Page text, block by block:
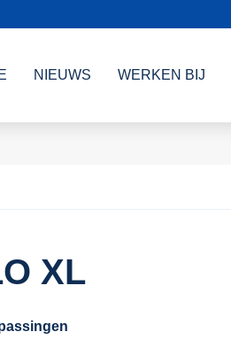
NIEUWS WERKEN BIJ
XL